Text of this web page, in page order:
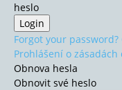
heslo
Forgot your password?
Prohlášení o
Obnova hesla
Obnovit své heslo